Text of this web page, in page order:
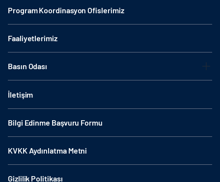
Program Koordinasyon Ofislerimiz
Faaliyetlerimiz
Basın Odası
İletişim
Bilgi Edinme Başvuru Formu
KVKK Aydınlatma Metni
Gizlilik Politikası